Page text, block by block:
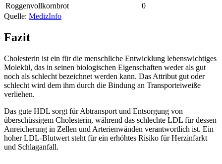
Roggenvollkornbrot
0
Quelle: MedizInfo
Fazit
Cholesterin ist ein für die menschliche Entwicklung lebenswichtiges
Molekül, das in seinen biologischen Eigenschaften weder als gut
noch als schlecht bezeichnet werden kann. Das Attribut gut oder
schlecht wird dem ihm durch die Bindung an Transporteiweiße
verliehen.
Das gute HDL sorgt für Abtransport und Entsorgung von
überschüssigem Cholesterin, während das schlechte LDL für dessen
Anreicherung in Zellen und Arterienwänden verantwortlich ist. Ein
hoher LDL-Blutwert steht für ein erhöhtes Risiko für Herzinfarkt
und Schlaganfall.